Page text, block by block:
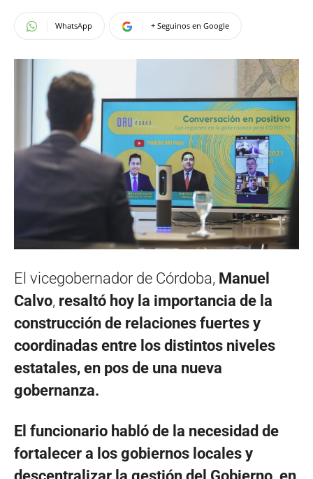
WhatsApp + Seguinos en Google
El vicegobernador de Córdoba, Manuel
Calvo, resaltó hoy la importancia de la
construcción de relaciones fuertes y
coordinadas entre los distintos niveles
estatales, en pos de una nueva
gobernanza.
El funcionario habló de la necesidad de
fortalecer a los gobiernos locales y